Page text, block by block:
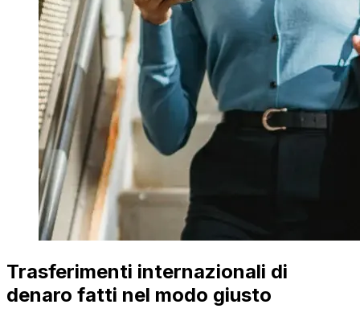
Trasferimenti internazionali di
denaro fatti nel modo giusto